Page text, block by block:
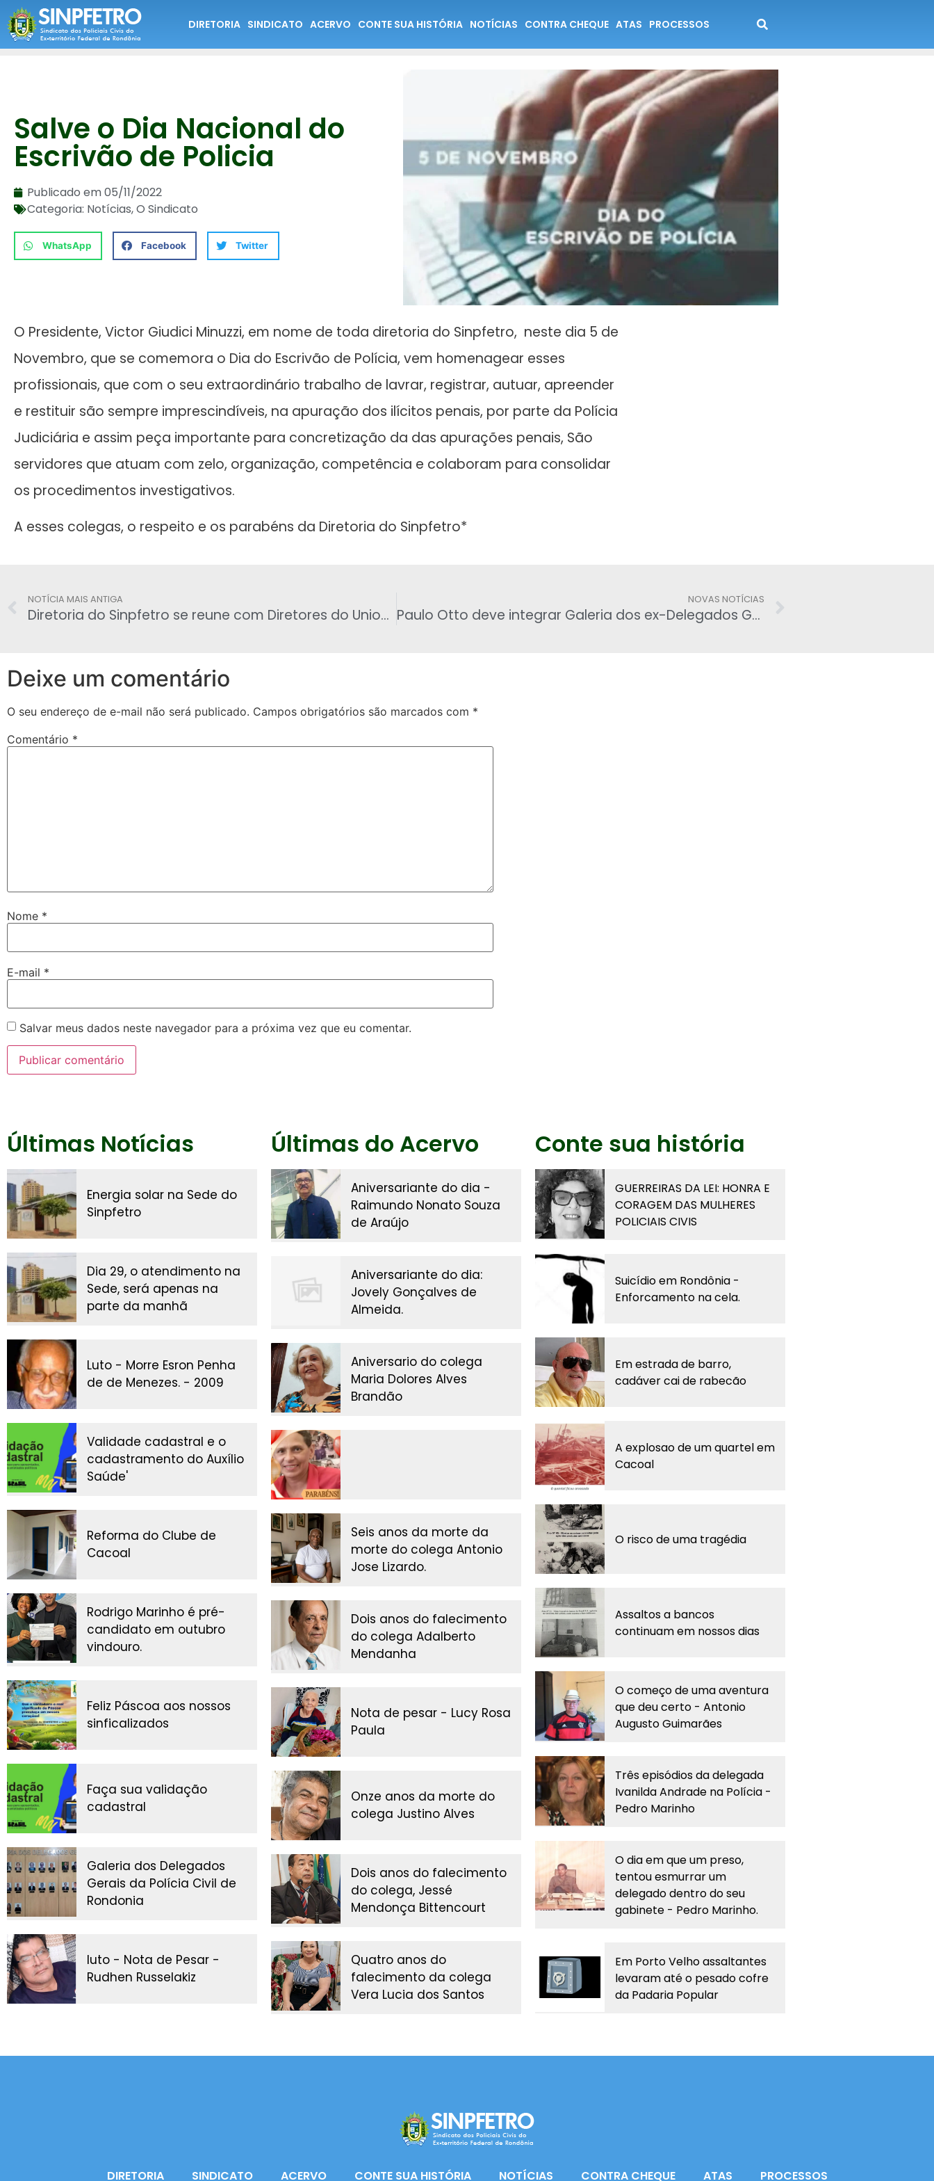
DIRETORIA SINDICATO ACERVO CONTE SUA HISTÓRIA NOTÍCIAS CONTRA CHEQUE ATAS PROCESSOS
Salve o Dia Nacional do
Escrivão de Policia
Publicado em05/11/2022
Categoria: Notícias,O Sindicato
WhatsApp Facebook Twitter
O Presidente, Victor Giudici Minuzzi, em nome de toda diretoria do Sinpfetro, neste dia 5 de
Novembro, que se comemora o Dia do Escrivão de Polícia, vem homenagear esses
profissionais, que com o seu extraordinário trabalho de lavrar, registrar, autuar, apreender
e restituir são sempre imprescindíveis, na apuração dos ilícitos penais, por parte da Polícia
Judiciária e assim peça importante para concretização da das apurações penais, São
servidores que atuam com zelo, organização, competência e colaboram para consolidar
os procedimentos investigativos.
A esses colegas, o respeito e os parabéns da Diretoria do Sinpfetro*
NOTÍCIA MAIS ANTIGA
Diretoria do Sinpfetro se reune com Diretores do Uniodonto
NOVAS NOTÍCIAS
Paulo Otto deve integrar Galeria dos ex-Delegados Gerais
Deixe um comentário
O seu endereço de e-mail não será publicado. Campos obrigatórios são marcados com *
Comentário *
Nome *
E-mail *
Salvar meus dados neste navegador para a próxima vez que eu comentar.
Últimas Notícias
Energia solar na Sede do
Sinpfetro
Dia 29, o atendimento na
Sede, será apenas na
parte da manhã
Luto - Morre Esron Penha
de de Menezes. - 2009
Validade cadastral e o
cadastramento do Auxílio
Saúde'
Reforma do Clube de
Cacoal
Rodrigo Marinho é pré-
candidato em outubro
vindouro.
Feliz Páscoa aos nossos
sinficalizados
Faça sua validação
cadastral
Galeria dos Delegados
Gerais da Polícia Civil de
Rondonia
luto - Nota de Pesar -
Rudhen Russelakiz
Últimas do Acervo
Aniversariante do dia -
Raimundo Nonato Souza
de Araújo
Aniversariante do dia:
Jovely Gonçalves de
Almeida.
Aniversario do colega
Maria Dolores Alves
Brandão
Seis anos da morte da
morte do colega Antonio
Jose Lizardo.
Dois anos do falecimento
do colega Adalberto
Mendanha
Nota de pesar - Lucy Rosa
Paula
Onze anos da morte do
colega Justino Alves
Dois anos do falecimento
do colega, Jessé
Mendonça Bittencourt
Quatro anos do
falecimento da colega
Vera Lucia dos Santos
Conte sua história
GUERREIRAS DA LEI: HONRA E
CORAGEM DAS MULHERES
POLICIAIS CIVIS
Suicídio em Rondônia -
Enforcamento na cela.
Em estrada de barro,
cadáver cai de rabecão
A explosao de um quartel em
Cacoal
O risco de uma tragédia
Assaltos a bancos
continuam em nossos dias
O começo de uma aventura
que deu certo - Antonio
Augusto Guimarães
Três episódios da delegada
Ivanilda Andrade na Polícia -
Pedro Marinho
O dia em que um preso,
tentou esmurrar um
delegado dentro do seu
gabinete - Pedro Marinho.
Em Porto Velho assaltantes
levaram até o pesado cofre
da Padaria Popular
DIRETORIA SINDICATO ACERVO CONTE SUA HISTÓRIA NOTÍCIAS CONTRA CHEQUE ATAS PROCESSOS